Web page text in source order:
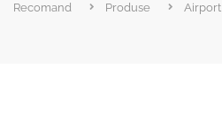
Recomand Produse Airport